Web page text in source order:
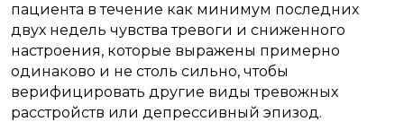
пациента в течение как минимум последних
двух недель чувства тревоги и сниженного
настроения, которые выражены примерно
одинаково и не столь сильно, чтобы
верифицировать другие виды тревожных
расстройств или депрессивный эпизод.